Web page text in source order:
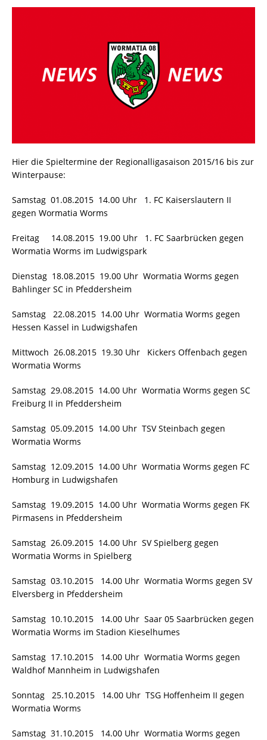
Hier die Spieltermine der Regionalligasaison 2015/16 bis zur
Winterpause:
Samstag 01.08.2015 14.00 Uhr 1. FC Kaiserslautern II
gegen Wormatia Worms
Freitag 14.08.2015 19.00 Uhr 1. FC Saarbrücken gegen
Wormatia Worms im Ludwigspark
Dienstag 18.08.2015 19.00 Uhr Wormatia Worms gegen
Bahlinger SC in Pfeddersheim
Samstag 22.08.2015 14.00 Uhr Wormatia Worms gegen
Hessen Kassel in Ludwigshafen
Mittwoch 26.08.2015 19.30 Uhr Kickers Offenbach gegen
Wormatia Worms
Samstag 29.08.2015 14.00 Uhr Wormatia Worms gegen SC
Freiburg II in Pfeddersheim
Samstag 05.09.2015 14.00 Uhr TSV Steinbach gegen
Wormatia Worms
Samstag 12.09.2015 14.00 Uhr Wormatia Worms gegen FC
Homburg in Ludwigshafen
Samstag 19.09.2015 14.00 Uhr Wormatia Worms gegen FK
Pirmasens in Pfeddersheim
Samstag 26.09.2015 14.00 Uhr SV Spielberg gegen
Wormatia Worms in Spielberg
Samstag 03.10.2015 14.00 Uhr Wormatia Worms gegen SV
Elversberg in Pfeddersheim
Samstag 10.10.2015 14.00 Uhr Saar 05 Saarbrücken gegen
Wormatia Worms im Stadion Kieselhumes
Samstag 17.10.2015 14.00 Uhr Wormatia Worms gegen
Waldhof Mannheim in Ludwigshafen
Sonntag 25.10.2015 14.00 Uhr TSG Hoffenheim II gegen
Wormatia Worms
Samstag 31.10.2015 14.00 Uhr Wormatia Worms gegen